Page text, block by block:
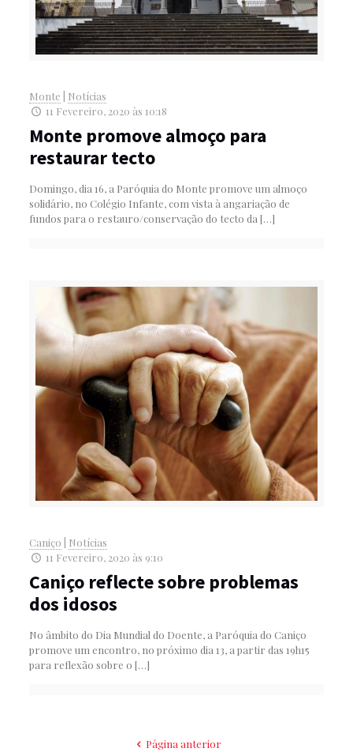
Monte
Notícias
11 Fevereiro, 2020 às 10:18
Monte promove almoço para
restaurar tecto
Domingo, dia 16, a Paróquia do Monte promove um almoço
solidário, no Colégio Infante, com vista à angariação de
fundos para o restauro/conservação do tecto da […]
Caniço
Notícias
11 Fevereiro, 2020 às 9:10
Caniço reflecte sobre problemas
dos idosos
No âmbito do Dia Mundial do Doente, a Paróquia do Caniço
promove um encontro, no próximo dia 13, a partir das 19h15
para reflexão sobre o […]
Página anterior